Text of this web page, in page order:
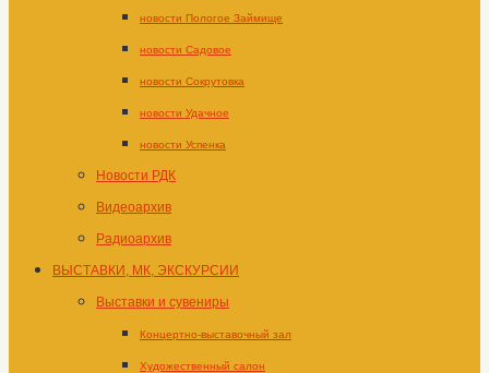
новости Пологое Займище
новости Садовое
новости Сокрутовка
новости Удачное
новости Успенка
Новости РДК
Видеоархив
Радиоархив
ВЫСТАВКИ, МК, ЭКСКУРСИИ
Выставки и сувениры
Концертно-выставочный зал
Художественный салон